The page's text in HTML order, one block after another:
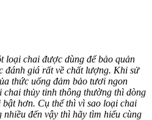
loại chai được dùng để bảo quản
đánh giá rất về chất lượng. Khi sử
thức uống đảm bảo tươi ngon
thủy tinh thông thường thì dòng
hơn. Cụ thể thì vì sao loại chai
đến vậy thì hãy tìm hiểu cùng